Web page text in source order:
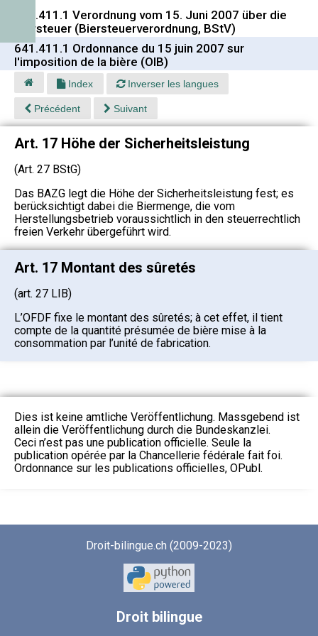
641.411.1 Verordnung vom 15. Juni 2007 über die
Biersteuer (Biersteuerverordnung, BStV)
641.411.1 Ordonnance du 15 juin 2007 sur
l'imposition de la bière (OIB)
Index Inverser les langues
Précédent Suivant
Art. 17 Höhe der Sicherheitsleistung
(Art. 27 BStG)
Das BAZG legt die Höhe der Sicherheitsleistung fest; es
berücksichtigt dabei die Biermenge, die vom
Herstellungsbetrieb voraussichtlich in den steuerrechtlich
freien Verkehr übergeführt wird.
Art. 17 Montant des sûretés
(art. 27 LIB)
L’OFDF fixe le montant des sûretés; à cet effet, il tient
compte de la quantité présumée de bière mise à la
consommation par l’unité de fabrication.
Dies ist keine amtliche Veröffentlichung. Massgebend ist
allein die Veröffentlichung durch die Bundeskanzlei.
Ceci n’est pas une publication officielle. Seule la
publication opérée par la Chancellerie fédérale fait foi.
Ordonnance sur les publications officielles, OPubl.
Droit-bilingue.ch (2009-2023)
Droitbilingue